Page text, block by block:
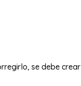
se debe crear